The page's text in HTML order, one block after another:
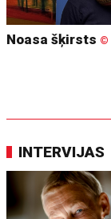
Noasa šķirsts ©
INTERVIJAS